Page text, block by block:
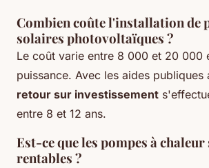
Combien coûte l'installation de
solaires photovoltaïques ?
Le coût varie entre 8 000 et 20 000
puissance. Avec les aides publiques
retour sur investissement
entre 8 et 12 ans.
Est-ce que les pompes à
rentables ?